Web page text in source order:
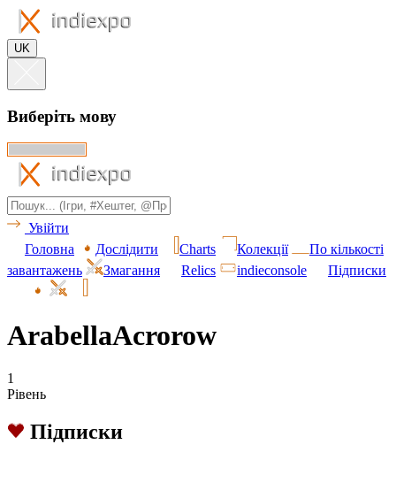
UK
Виберіть мову
Увійти
Головна
Дослідити Charts Колекції
По кількості
завантажень
Змагання Relics indieconsole Підписки
ArabellaAcrorow
1
Рівень
Підписки